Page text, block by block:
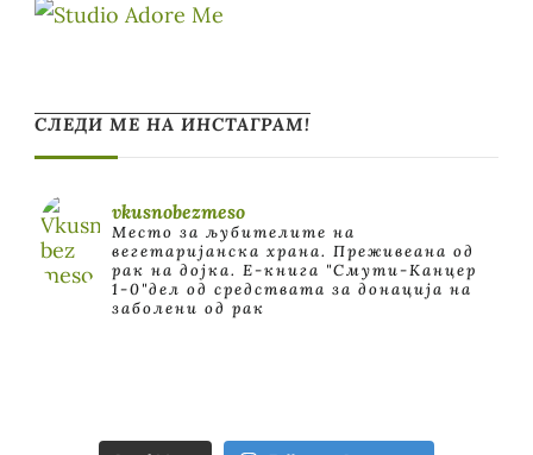
СЛЕДИ МЕ НА ИНСТАГРАМ!
vkusnobezmeso
Место за љубителите на
вегетаријанска храна. Преживеана од
рак на дојка. E-книга "Смути-Канцер
1-0"дел од средствата за донација на
заболени од рак